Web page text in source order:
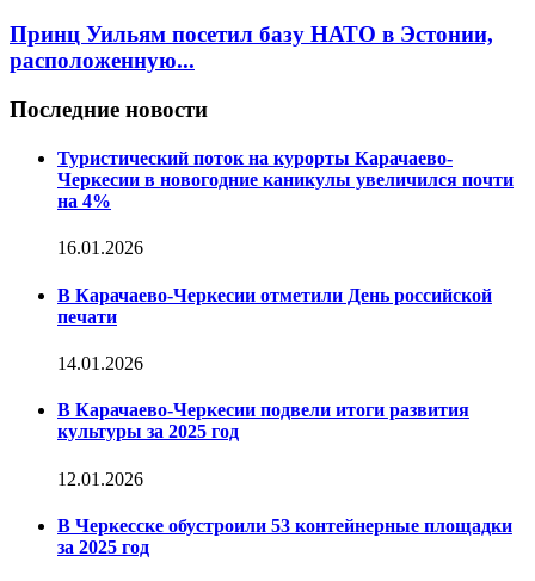
Принц Уильям посетил базу НАТО в Эстонии,
расположенную...
Последние новости
Туристический поток на курорты Карачаево-
Черкесии в новогодние каникулы увеличился почти
на 4%
16.01.2026
В Карачаево-Черкесии отметили День российской
печати
14.01.2026
В Карачаево-Черкесии подвели итоги развития
культуры за 2025 год
12.01.2026
В Черкесске обустроили 53 контейнерные площадки
за 2025 год